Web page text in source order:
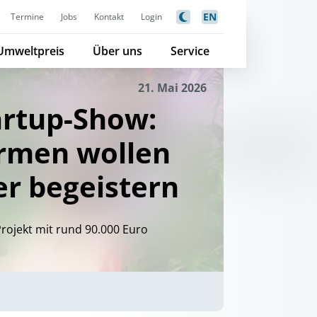
Termine Jobs Kontakt Login EN
Über uns Service
21. Mai 2026
Show:
wollen
begeistern
mit rund 90.000 Euro